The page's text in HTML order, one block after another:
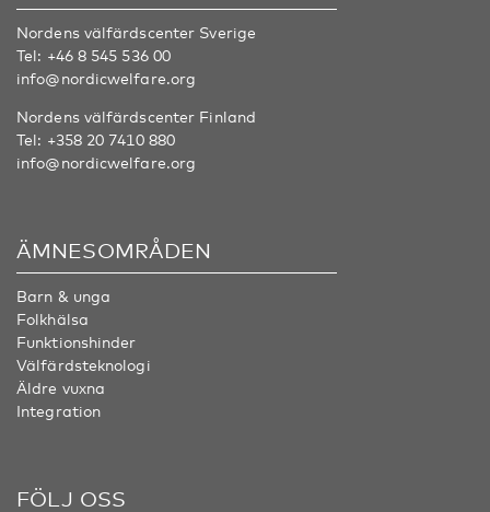
Nordens välfärdscenter Sverige
Tel: +46 8 545 536 00
info@nordicwelfare.org
Nordens välfärdscenter Finland
Tel: +358 20 7410 880
info@nordicwelfare.org
ÄMNESOMRÅDEN
Barn & unga
Folkhälsa
Funktionshinder
Välfärdsteknologi
Äldre vuxna
Integration
FÖLJ OSS